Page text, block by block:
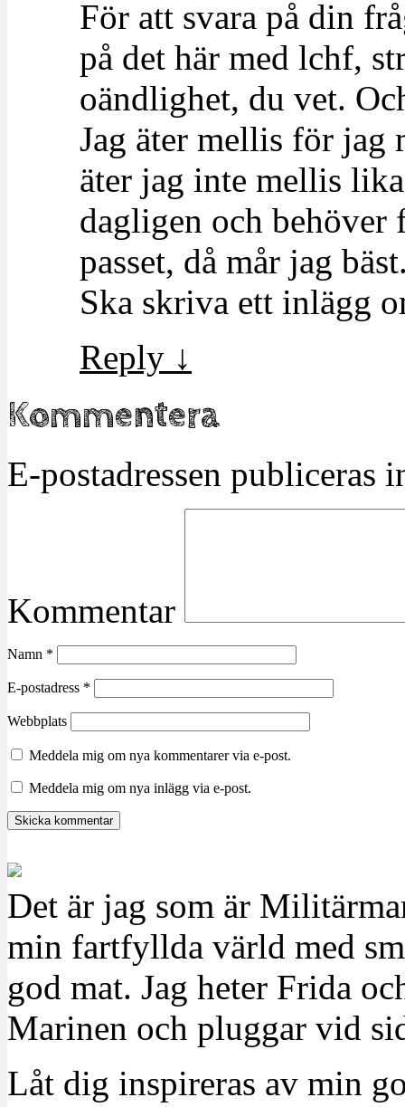
För att svara på din
på det här med lchf,
oändlighet, du vet.
Jag äter mellis för jag
äter jag inte mellis
dagligen och behöver
passet, då mår jag
Ska skriva ett inlägg
Reply ↓
Kommentera
E-postadressen publiceras
Kommentar
Namn *
E-postadress *
Webbplats
Meddela mig om nya kommentarer via e-post.
Meddela mig om nya inlägg via e-post.
Det är jag som är
min fartfyllda värld med
god mat. Jag heter Frida
Marinen och pluggar vid
Låt dig inspireras av min